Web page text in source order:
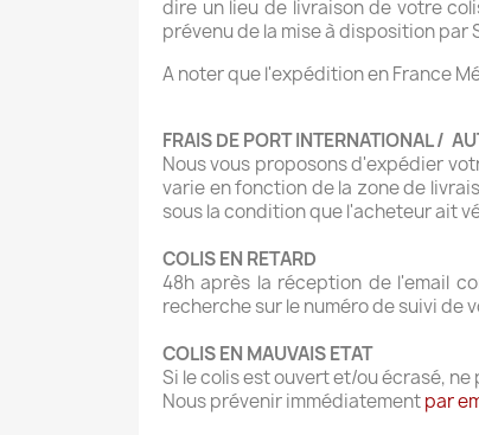
dire un lieu de livraison de votre
prévenu de la mise à disposition par
A noter que l'expédition en France
FRAIS DE PORT INTERNATIONAL /
Nous vous proposons d'expédier
varie en fonction de la zone de
sous la condition que l'acheteur ait
COLIS EN RETARD
48h après la réception de l'email
recherche sur le numéro de suivi de
COLIS EN MAUVAIS ETAT
Si le colis est ouvert et/ou écrasé,
Nous prévenir immédiatementpar